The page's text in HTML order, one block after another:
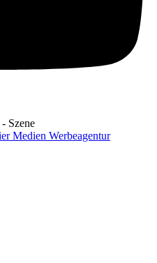
Szene
Medien Werbeagentur